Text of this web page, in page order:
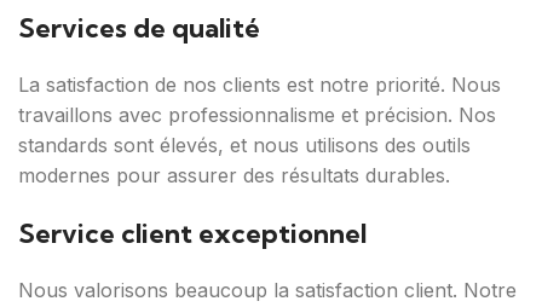
Services de qualité
La satisfaction de nos clients est notre priorité. Nous
travaillons avec professionnalisme et précision. Nos
standards sont élevés, et nous utilisons des outils
modernes pour assurer des résultats durables.
Service client exceptionnel
Nous valorisons beaucoup la satisfaction client. Notre